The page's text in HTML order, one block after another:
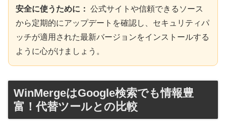
安全に使うために： 公式サイトや信頼できるソース
から定期的にアップデートを確認し、セキュリティパ
ッチが適用された最新バージョンをインストールする
ように心がけましょう。
WinMergeはGoogle検索でも情報豊
富！代替ツールとの比較